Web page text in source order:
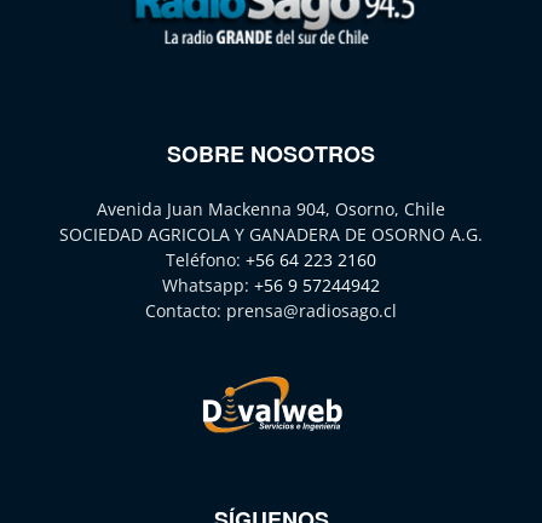
SOBRE NOSOTROS
Avenida Juan Mackenna 904, Osorno, Chile
SOCIEDAD AGRICOLA Y GANADERA DE OSORNO A.G.
Teléfono: +56 64 223 2160
Whatsapp: +56 9 57244942
Contacto: prensa@radiosago.cl